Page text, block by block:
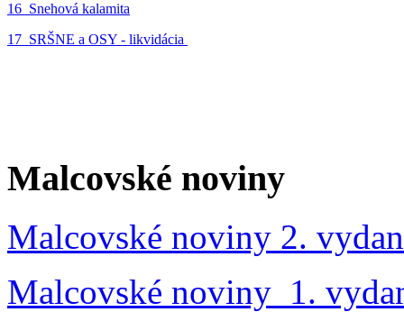
16_Snehová kalamita
17_SRŠNE a OSY - likvidácia
Malcovské noviny
Malcovské noviny 2.
Malcovské noviny 1.